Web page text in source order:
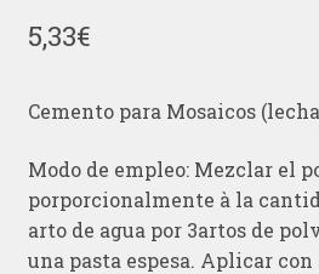
5,33€
Cemento para Mosaicos
Modo de empleo: Mezclar el
porporcionalmente à la
arto de agua por 3artos de
una pasta espesa. Aplicar con